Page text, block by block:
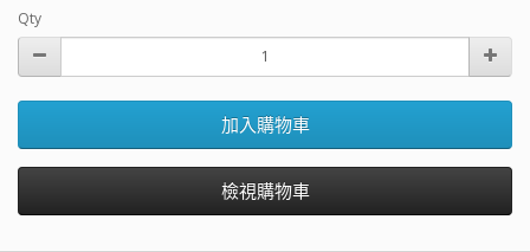
Qty
加入購物車
檢視購物車